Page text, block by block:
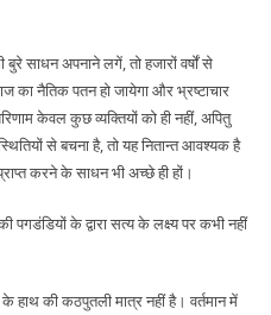
साधन अपनाने लगें, तो हजारों वर्षों से
का नैतिक पतन हो जायेगा और भ्रष्टाचार
केवल कुछ व्यक्तियों को ही नहीं, अपितु
से बचना है, तो यह नितान्त आवश्यक है
करने के साधन भी अच्छे ही हों।
के द्वारा सत्य के लक्ष्य पर कभी नहीं
हाथ की कठपुतली मात्र नहीं है। वर्तमान में